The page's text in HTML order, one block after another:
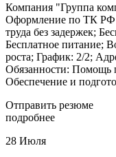
Компания "Группа
Оформление по ТК РФ
труда без задержек;
Бесплатное питание;
роста; График: 2/2;
Обязанности: Пoмoщь
Oбеспечение и
Отправить резюме
подробнее
28 Июля